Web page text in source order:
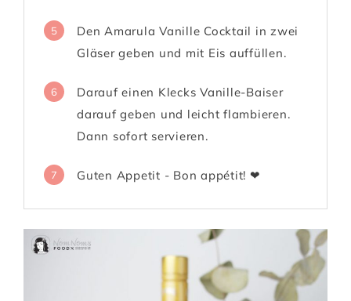
5
Den Amarula Vanille Cocktail in zwei
Gläser geben und mit Eis auffüllen.
6
Darauf einen Klecks Vanille-Baiser
darauf geben und leicht flambieren.
Dann sofort servieren.
7 Guten Appetit - Bon appétit! ❤